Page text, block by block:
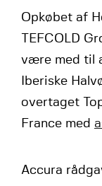
Opkøbet af
TEFCOLD
være med til
Iberiske
overtaget
France med
Accura